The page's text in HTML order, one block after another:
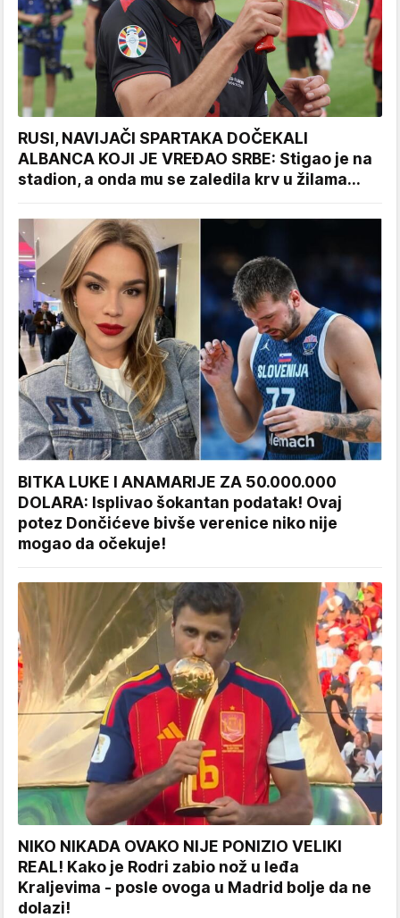
RUSI, NAVIJAČI SPARTAKA DOČEKALI
ALBANCA KOJI JE VREĐAO SRBE: Stigao je na
stadion, a onda mu se zaledila krv u žilama...
BITKA LUKE I ANAMARIJE ZA 50.000.000
DOLARA: Isplivao šokantan podatak! Ovaj
potez Dončićeve bivše verenice niko nije
mogao da očekuje!
NIKO NIKADA OVAKO NIJE PONIZIO VELIKI
REAL! Kako je Rodri zabio nož u leđa
Kraljevima - posle ovoga u Madrid bolje da ne
dolazi!